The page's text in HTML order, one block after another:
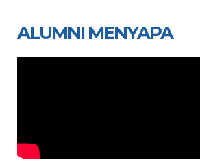
ALUMNI MENYAPA